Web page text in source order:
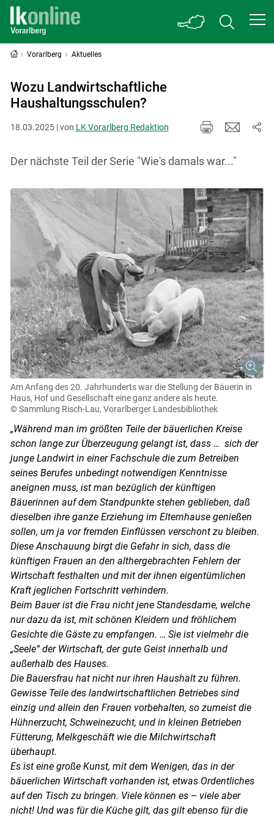
Skip to main content
Vorarlberg Aktuelles
Wozu Landwirtschaftliche
Haushaltungsschulen?
18.03.2025 | von LK Vorarlberg Redaktion
Der nächste Teil der Serie "Wie's damals war..."
Am Anfang des 20. Jahrhunderts war die Stellung der Bäuerin in
Haus, Hof und Gesellschaft eine ganz andere als heute.
© Sammlung Risch-Lau, Vorarlberger Landesbibliothek
„Während man im größten Teile der bäuerlichen Kreise
schon lange zur Überzeugung gelangt ist, dass … sich der
junge Landwirt in einer Fachschule die zum Betreiben
seines Berufes unbedingt notwendigen Kenntnisse
aneignen muss, ist man bezüglich der künftigen
Bäuerinnen auf dem Standpunkte stehen geblieben, daß
dieselben ihre ganze Erziehung im Elternhause genießen
sollen, um ja vor fremden Einflüssen verschont zu bleiben.
Diese Anschauung birgt die Gefahr in sich, dass die
künftigen Frauen an den althergebrachten Fehlern der
Wirtschaft festhalten und mit der ihnen eigentümlichen
Kraft jeglichen Fortschritt verhindern.
Beim Bauer ist die Frau nicht jene Standesdame, welche
nur dazu da ist, mit schönen Kleidern und fröhlichem
Gesichte die Gäste zu empfangen. … Sie ist vielmehr die
„Seele“ der Wirtschaft, der gute Geist innerhalb und
außerhalb des Hauses.
Die Bauersfrau hat nicht nur ihren Haushalt zu führen.
Gewisse Teile des landwirtschaftlichen Betriebes sind
einzig und allein den Frauen vorbehalten, so zumeist die
Hühnerzucht, Schweinezucht, und in kleinen Betrieben
Fütterung, Melkgeschäft wie die Milchwirtschaft
überhaupt.
Es ist eine große Kunst, mit dem Wenigen, das in der
bäuerlichen Wirtschaft vorhanden ist, etwas Ordentliches
auf den Tisch zu bringen. Viele können es – viele aber
nicht! Und was für die Küche gilt, das gilt ebenso für die